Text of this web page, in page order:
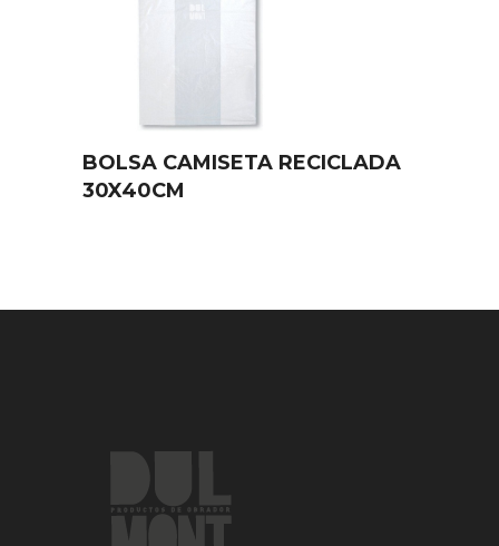
BOLSA CAMISETA RECICLADA
30X40CM